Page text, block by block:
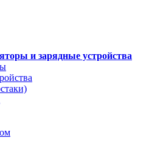
и зарядные устройства